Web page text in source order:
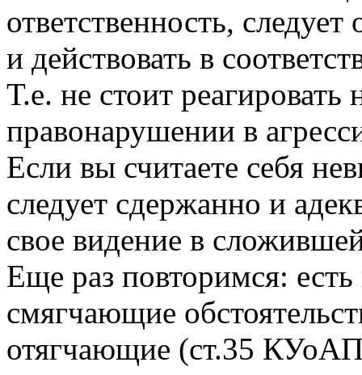
ответственность,
и действовать в
Т.е. не стоит реагировать
правонарушении в
Если вы считаете себя
следует сдержанно и
свое видение в
Еще раз повторимся: есть
смягчающие
отягчающие (ст.35